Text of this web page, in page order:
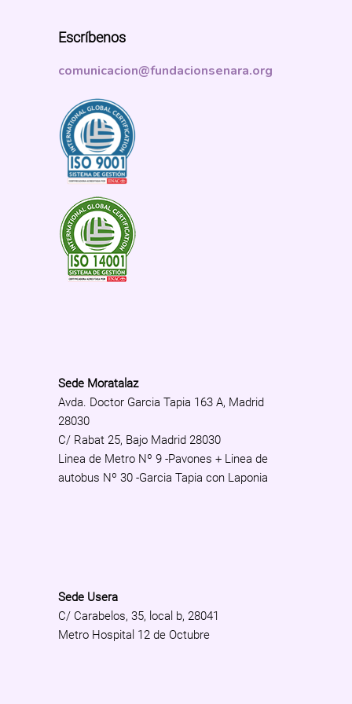
Escríbenos
comunicacion@fundacionsenara.org
Sede Moratalaz
Avda. Doctor Garcia Tapia 163 A, Madrid
28030
C/ Rabat 25, Bajo Madrid 28030
Linea de Metro Nº 9 -Pavones + Linea de
autobus Nº 30 -Garcia Tapia con Laponia
Sede Usera
C/ Carabelos, 35, local b, 28041
Metro Hospital 12 de Octubre